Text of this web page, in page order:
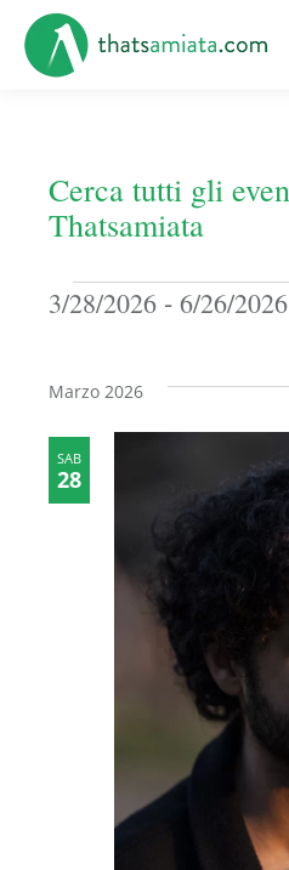
Eventi
3/28/2026 - 6/26/2026
data.
Marzo 2026
SAB
28